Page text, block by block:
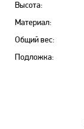
Высота:
Материал:
Общий вес:
Подложка: